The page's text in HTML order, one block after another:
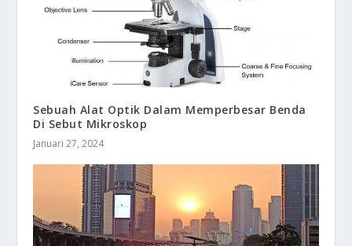
Sebuah Alat Optik Dalam Memperbesar Benda
Di Sebut Mikroskop
Januari 27, 2024